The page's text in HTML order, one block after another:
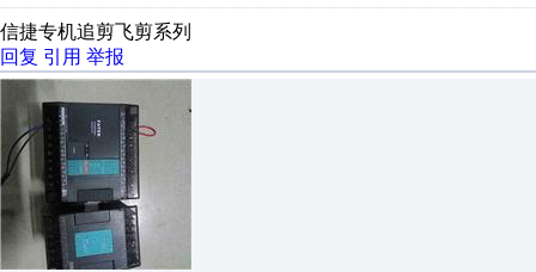
信捷专机追剪飞剪系列
回复 引用 举报